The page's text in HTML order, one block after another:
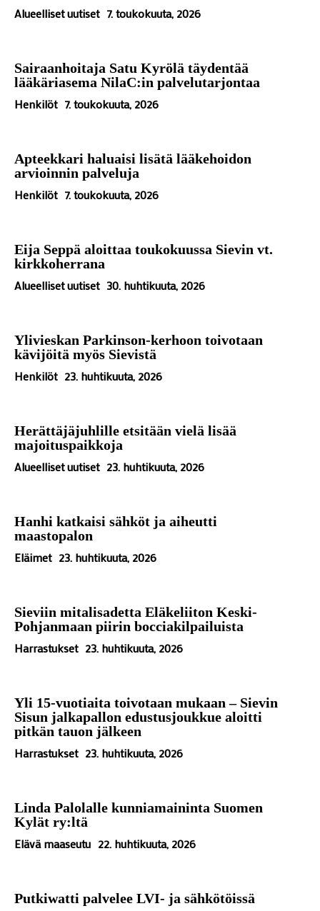
Alueelliset uutiset 7. toukokuuta, 2026
Sairaanhoitaja Satu Kyrölä täydentää
lääkäriasema NilaC:in palvelutarjontaa
Henkilöt 7. toukokuuta, 2026
Apteekkari haluaisi lisätä lääkehoidon
arvioinnin palveluja
Henkilöt 7. toukokuuta, 2026
Eija Seppä aloittaa toukokuussa Sievin vt.
kirkkoherrana
Alueelliset uutiset 30. huhtikuuta, 2026
Ylivieskan Parkinson-kerhoon toivotaan
kävijöitä myös Sievistä
Henkilöt 23. huhtikuuta, 2026
Herättäjäjuhlille etsitään vielä lisää
majoituspaikkoja
Alueelliset uutiset 23. huhtikuuta, 2026
Hanhi katkaisi sähköt ja aiheutti
maastopalon
Eläimet 23. huhtikuuta, 2026
Sieviin mitalisadetta Eläkeliiton Keski-
Pohjanmaan piirin bocciakilpailuista
Harrastukset 23. huhtikuuta, 2026
Yli 15-vuotiaita toivotaan mukaan – Sievin
Sisun jalkapallon edustusjoukkue aloitti
pitkän tauon jälkeen
Harrastukset 23. huhtikuuta, 2026
Linda Palolalle kunniamaininta Suomen
Kylät ry:ltä
Elävä maaseutu 22. huhtikuuta, 2026
Putkiwatti palvelee LVI- ja sähkötöissä